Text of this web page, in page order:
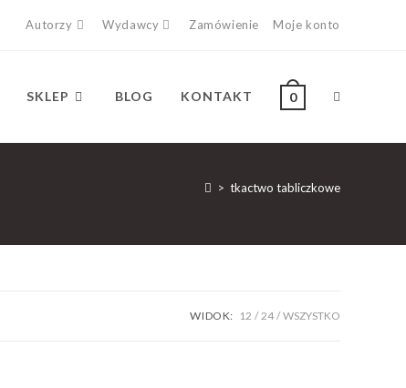
Autorzy Wydawcy Zamówienie Moje konto
SKLEP BLOG KONTAKT 0
> tkactwo tabliczkowe
WIDOK: 12 24 WSZYSTKO